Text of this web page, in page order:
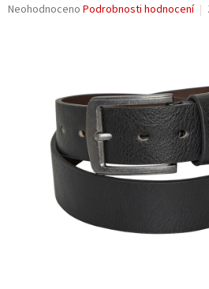
Průměrné
hvězdiček.
Neohodnoceno Podrobnosti hodnocení